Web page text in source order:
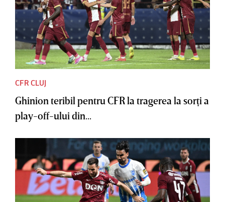
CFR CLUJ
Ghinion teribil pentru CFR la tragerea la sorţi a
play-off-ului din...